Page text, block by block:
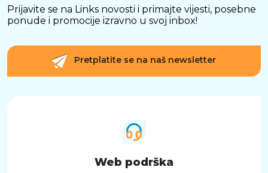
Prijavite se na Links novosti i primajte vijesti, posebne
ponude i promocije izravno u svoj inbox!
Pretplatite se na naš newsletter
Web podrška